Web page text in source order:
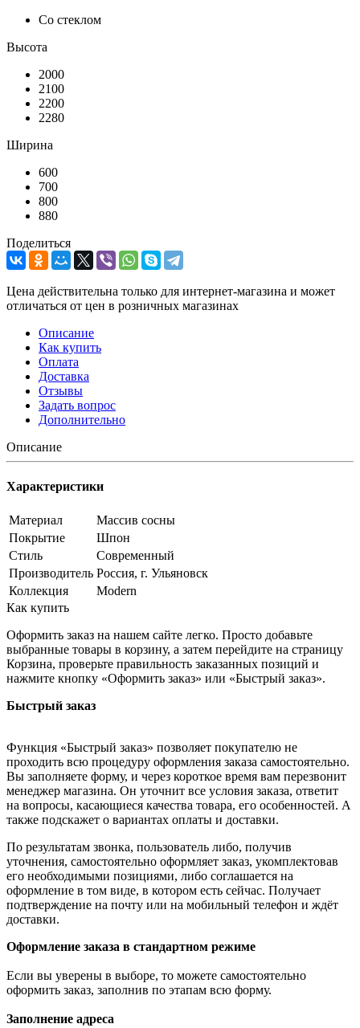
Со стеклом
Высота
2000
2100
2200
2280
Ширина
600
700
800
880
Поделиться
Цена действительна только для интернет-магазина и может
отличаться от цен в розничных магазинах
Описание
Как купить
Оплата
Доставка
Отзывы
Задать вопрос
Дополнительно
Описание
Характеристики
Материал
Массив сосны
Покрытие
Шпон
Стиль
Современный
Производитель Россия, г. Ульяновск
Коллекция
Modern
Как купить
Оформить заказ на нашем сайте легко. Просто добавьте
выбранные товары в корзину, а затем перейдите на страницу
Корзина, проверьте правильность заказанных позиций и
нажмите кнопку «Оформить заказ» или «Быстрый заказ».
Быстрый заказ
Функция «Быстрый заказ» позволяет покупателю не
проходить всю процедуру оформления заказа самостоятельно.
Вы заполняете форму, и через короткое время вам перезвонит
менеджер магазина. Он уточнит все условия заказа, ответит
на вопросы, касающиеся качества товара, его особенностей. А
также подскажет о вариантах оплаты и доставки.
По результатам звонка, пользователь либо, получив
уточнения, самостоятельно оформляет заказ, укомплектовав
его необходимыми позициями, либо соглашается на
оформление в том виде, в котором есть сейчас. Получает
подтверждение на почту или на мобильный телефон и ждёт
доставки.
Оформление заказа в стандартном режиме
Если вы уверены в выборе, то можете самостоятельно
оформить заказ, заполнив по этапам всю форму.
Заполнение адреса